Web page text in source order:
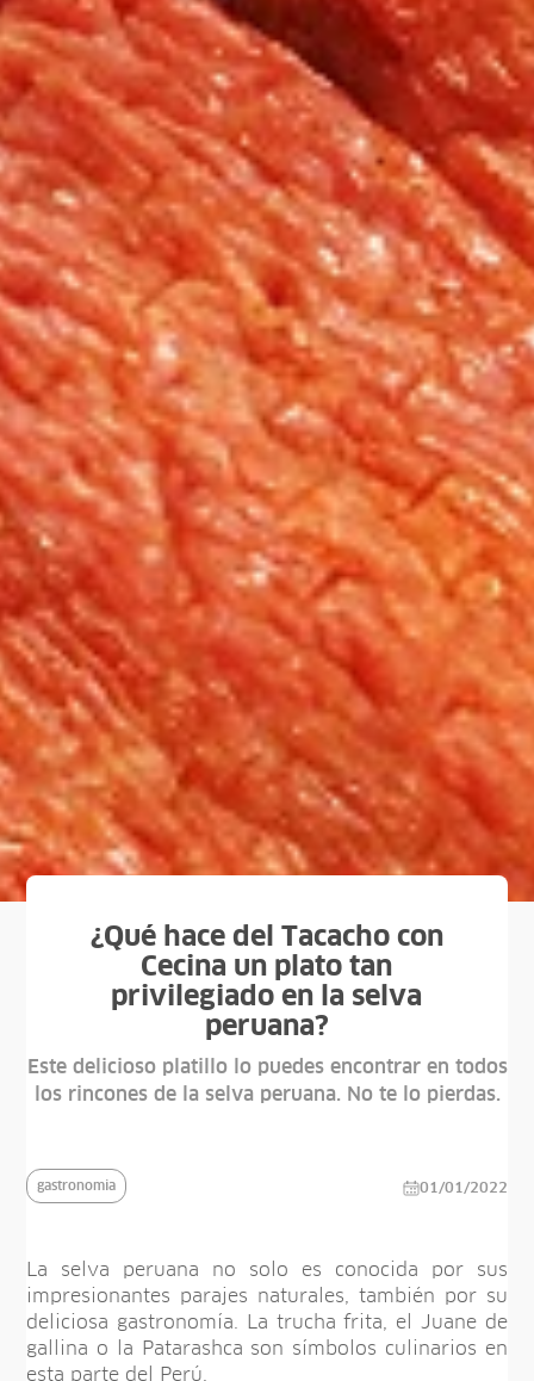
¿Qué hace del Tacacho con
Cecina un plato tan
privilegiado en la selva
peruana?
Este delicioso platillo lo puedes encontrar en todos
los rincones de la selva peruana. No te lo pierdas.
gastronomia 01/01/2022
La selva peruana no solo es conocida por sus
impresionantes parajes naturales, también por su
deliciosa gastronomía. La trucha frita, el Juane de
gallina o la Patarashca son símbolos culinarios en
esta parte del Perú.